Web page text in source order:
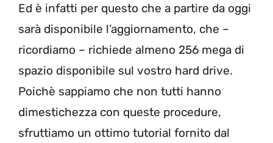
Ed è infatti per questo che a partire da oggi
sarà disponibile l’aggiornamento, che –
ricordiamo – richiede almeno 256 mega di
spazio disponibile sul vostro hard drive.
Poichè sappiamo che non tutti hanno
dimestichezza con queste procedure,
sfruttiamo un ottimo tutorial fornito dal